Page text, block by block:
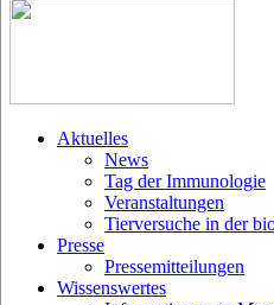
Aktuelles
News
Tag der Immunologie
Veranstaltungen
Tierversuche in der
Presse
Pressemitteilungen
Wissenswertes